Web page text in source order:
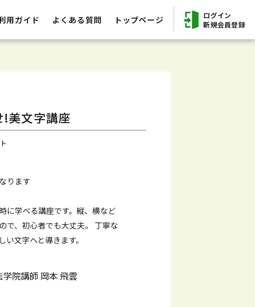
用ガイド よくある質問 トップページ
ログイン
新規会員登録
!美文字講座
ります
に学べる講座です。縦、横など
で、初心者でも大丈夫。 丁寧な
文字へと導きます。
学院講師 岡本 飛雲